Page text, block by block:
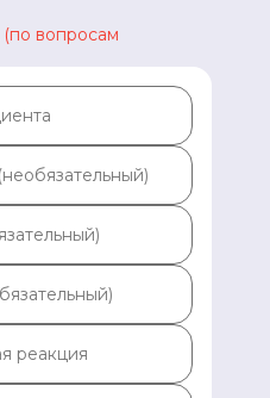
(по вопросам